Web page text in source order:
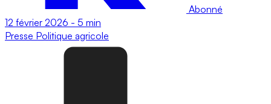
Abonné
12 février 2026 - 5 min
Presse Politique agricole